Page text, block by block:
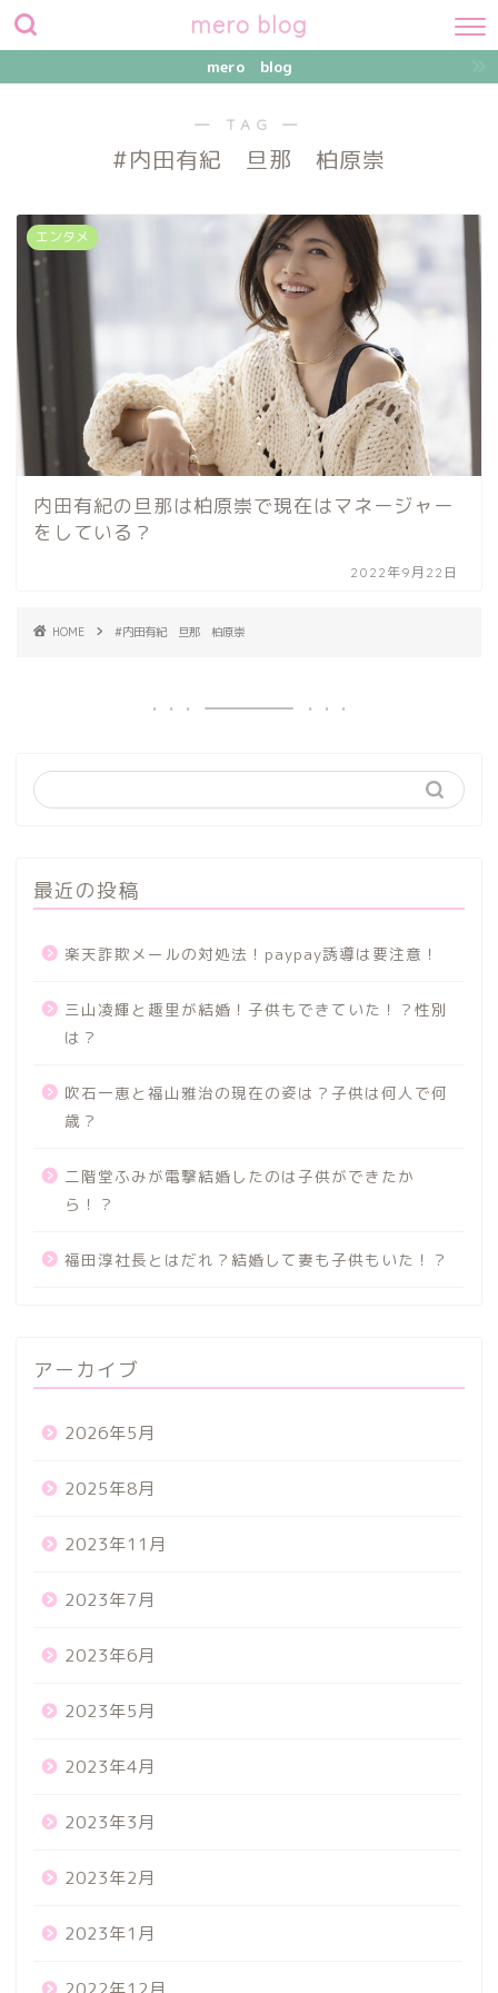
mero blog
mero blog
― TAG ―
#内田有紀 旦那 柏原崇
エンタメ
内田有紀の旦那は柏原崇で現在はマネージャー
をしている？
2022年9月22日
HOME #内田有紀 旦那 柏原崇
最近の投稿
楽天詐欺メールの対処法！paypay誘導は要注意！
三山凌輝と趣里が結婚！子供もできていた！？性別
は？
吹石一恵と福山雅治の現在の姿は？子供は何人で何
歳？
二階堂ふみが電撃結婚したのは子供ができたか
ら！？
福田淳社長とはだれ？結婚して妻も子供もいた！？
アーカイブ
2026年5月
2025年8月
2023年11月
2023年7月
2023年6月
2023年5月
2023年4月
2023年3月
2023年2月
2023年1月